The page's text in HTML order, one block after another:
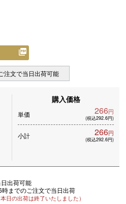
注文で当日出荷可能
購入価格
単価 266円
(税込292.6円)
小計 266円
(税込292.6円)
日出荷可能
時までのご注文で当日出荷
本日の出荷は終了いたしました）